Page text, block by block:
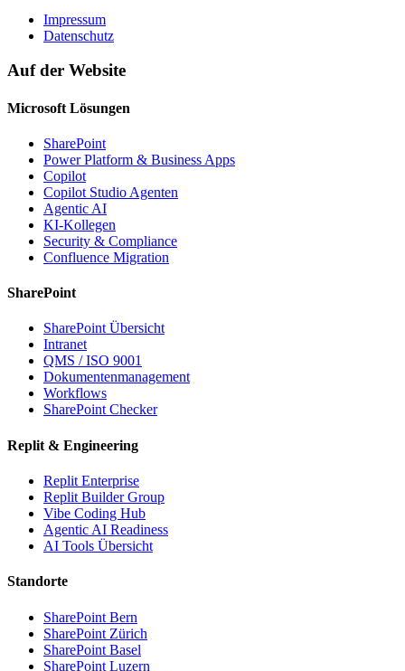
Impressum
Datenschutz
Auf der Website
Microsoft Lösungen
SharePoint
Power Platform & Business Apps
Copilot
Copilot Studio Agenten
Agentic AI
KI-Kollegen
Security & Compliance
Confluence Migration
SharePoint
SharePoint Übersicht
Intranet
QMS / ISO 9001
Dokumentenmanagement
Workflows
SharePoint Checker
Replit & Engineering
Replit Enterprise
Replit Builder Group
Vibe Coding Hub
Agentic AI Readiness
AI Tools Übersicht
Standorte
SharePoint Bern
SharePoint Zürich
SharePoint Basel
SharePoint Luzern